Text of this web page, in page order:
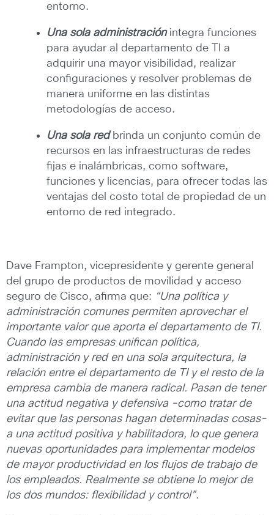
entorno.
Una sola administración integra funciones
para ayudar al departamento de TI a
adquirir una mayor visibilidad, realizar
configuraciones y resolver problemas de
manera uniforme en las distintas
metodologías de acceso.
Una sola redbrinda un conjunto común de
recursos en las infraestructuras de redes
fijas e inalámbricas, como software,
funciones y licencias, para ofrecer todas las
ventajas del costo total de propiedad de un
entorno de red integrado.
Dave Frampton, vicepresidente y gerente general
del grupo de productos de movilidad y acceso
seguro de Cisco, afirma que: “Una política y
administración comunes permiten aprovechar el
importante valor que aporta el departamento de TI.
Cuando las empresas unifican política,
administración y red en una sola arquitectura, la
relación entre el departamento de TI y el resto de la
empresa cambia de manera radical. Pasan de tener
una actitud negativa y defensiva -como tratar de
evitar que las personas hagan determinadas cosas-
a una actitud positiva y habilitadora, lo que genera
nuevas oportunidades para implementar modelos
de mayor productividad en los flujos de trabajo de
los empleados. Realmente se obtiene lo mejor de
los dos mundos: flexibilidad y control”.